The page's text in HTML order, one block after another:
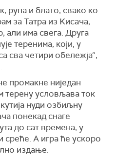
рупа и блато, свако ко
за Татра из Kисача,
али има свега. Друга
теренима, који, у
сва четири обележја“,
промакне ниједан
терену условљава ток
нуди озбиљну
понекад снаге
до сат времена, у
среће. А игра ће ускоро
издање.